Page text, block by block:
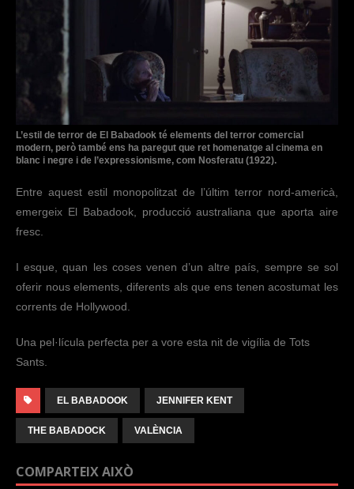
L’estil de terror de El Babadook té elements del terror comercial
modern, però també ens ha paregut que ret homenatge al cinema en
blanc i negre i de l’expressionisme, com Nosferatu (1922).
Entre aquest estil monopolitzat de l’últim terror nord-americà,
emergeix El Babadook, producció australiana que aporta aire
fresc.
I esque, quan les coses venen d’un altre país, sempre se sol
oferir nous elements, diferents als que ens tenen acostumat les
corrents de Hollywood.
Una pel·lícula perfecta per a vore esta nit de vigília de Tots
Sants.
EL BABADOOK JENNIFER KENT
THE BABADOCK VALÈNCIA
COMPARTEIX AIXÒ